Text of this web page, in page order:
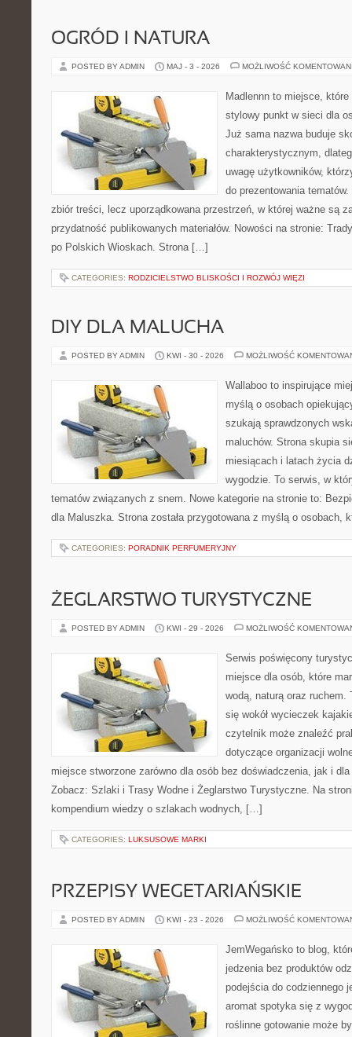
OGRÓD I NATURA
POSTED BY ADMIN MAJ - 3 - 2026 MOŻLIWOŚĆ
Madlennn to miejsce,
stylowy punkt w sieci dla
Już sama nazwa buduje
charakterystycznym,
uwagę użytkowników,
do prezentowania
zbiór treści, lecz uporządkowana przestrzeń, w której ważne są
przydatność publikowanych materiałów. Nowości na stronie:
po Polskich Wioskach. Strona […]
CATEGORIES: RODZICIELSTWO BLISKOŚCI I ROZWÓJ WIĘZI
DIY DLA MALUCHA
POSTED BY ADMIN KWI - 30 - 2026 MOŻLIWOŚĆ
Wallaboo to inspirujące
myślą o osobach
szukają sprawdzonych
maluchów. Strona skupia
miesiącach i latach życia
wygodzie. To serwis, w
tematów związanych z snem. Nowe kategorie na stronie to:
dla Maluszka. Strona została przygotowana z myślą o osobach,
CATEGORIES: PORADNIK PERFUMERYJNY
ŻEGLARSTWO TURYSTYCZNE
POSTED BY ADMIN KWI - 29 - 2026 MOŻLIWOŚĆ
Serwis poświęcony
miejsce dla osób, które
wodą, naturą oraz ruchem.
się wokół wycieczek
czytelnik może znaleźć
dotyczące organizacji
miejsce stworzone zarówno dla osób bez doświadczenia, jak i
Zobacz: Szlaki i Trasy Wodne i Żeglarstwo Turystyczne. Na
kompendium wiedzy o szlakach wodnych, […]
CATEGORIES: LUKSUSOWE MARKI
PRZEPISY WEGETARIAŃSKIE
POSTED BY ADMIN KWI - 23 - 2026 MOŻLIWOŚĆ
JemWegańsko to blog,
jedzenia bez produktów
podejścia do codziennego
aromat spotyka się z
roślinne gotowanie może